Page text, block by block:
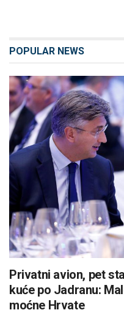
POPULAR NEWS
Privatni avion, pet
kuće po Jadranu:
moćne Hrvate